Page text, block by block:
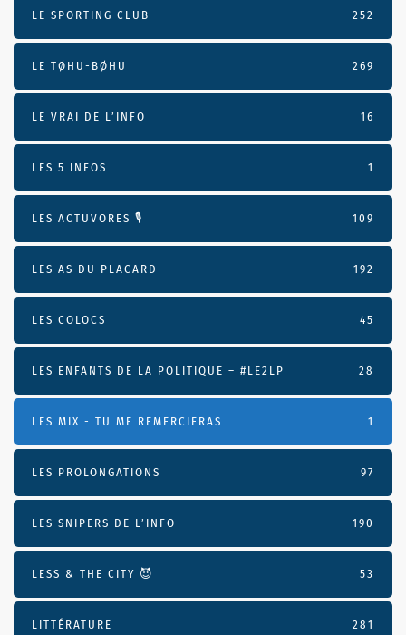
LE SPORTING CLUB 252
LE TØHU-BØHU 269
LE VRAI DE L’INFO 16
LES 5 INFOS 1
LES ACTUVORES 🎙 109
LES AS DU PLACARD 192
LES COLOCS 45
LES ENFANTS DE LA POLITIQUE – #LE2LP 28
LES MIX - TU ME REMERCIERAS 1
LES PROLONGATIONS 97
LES SNIPERS DE L’INFO 190
LESS & THE CITY 😈 53
LITTÉRATURE 281